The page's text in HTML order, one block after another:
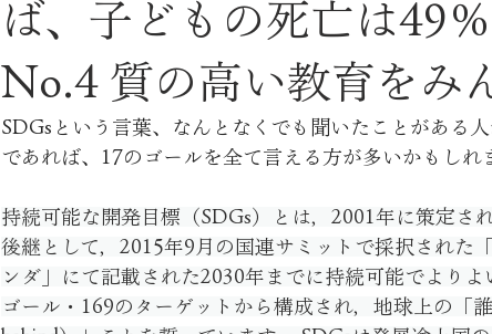
ば、子どもの死亡は49
No.4 質の高い教育をみ
SDGsという言葉、なんとなくでも聞いたことがある
であれば、17のゴールを全て言える方が多いかもしれ
持続可能な開発目標（SDGs）とは，2001年に策定さ
後継として，2015年9月の国連サミットで採択された
ンダ」にて記載された2030年までに持続可能でより
ゴール・169のターゲットから構成され，地球上の「